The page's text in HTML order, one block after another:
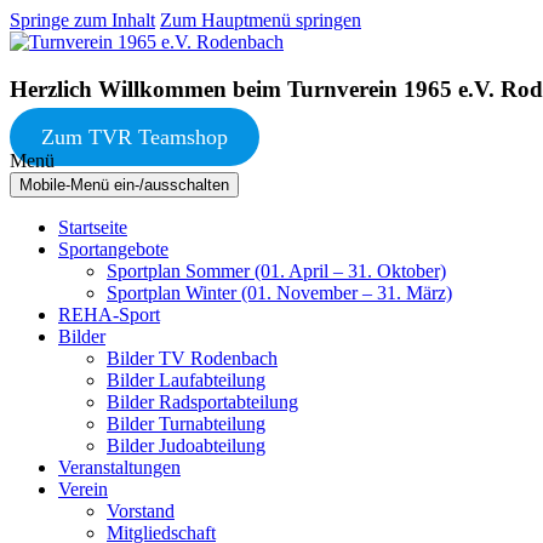
Springe zum Inhalt Zum Hauptmenü springen
Herzlich Willkommen beim Turnverein 1965 e.V.
Zum TVR Teamshop
Menü
Mobile-Menü ein-/ausschalten
Startseite
Sportangebote
Sportplan Sommer (01. April – 31. Oktober)
Sportplan Winter (01. November – 31. März)
REHA-Sport
Bilder
Bilder TV Rodenbach
Bilder Laufabteilung
Bilder Radsportabteilung
Bilder Turnabteilung
Bilder Judoabteilung
Veranstaltungen
Verein
Vorstand
Mitgliedschaft